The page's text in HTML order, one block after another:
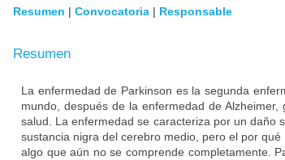
Resumen | Convocatoria | Responsable
Resumen
La enfermedad de Parkinson es la segunda
mundo, después de la enfermedad de
salud. La enfermedad se caracteriza por un daño
sustancia nigra del cerebro medio, pero el por
algo que aún no se comprende completamente.